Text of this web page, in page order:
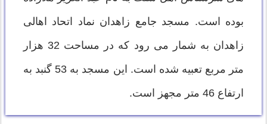
بوده است. مسجد جامع زاهدان نماد اتحاد اهالی
زاهدان به شمار می رود که در مساحت 32 هزار
متر مربع تعبیه شده است. این مسجد به 53 گنبد به
ارتفاع 46 متر مجهز است.